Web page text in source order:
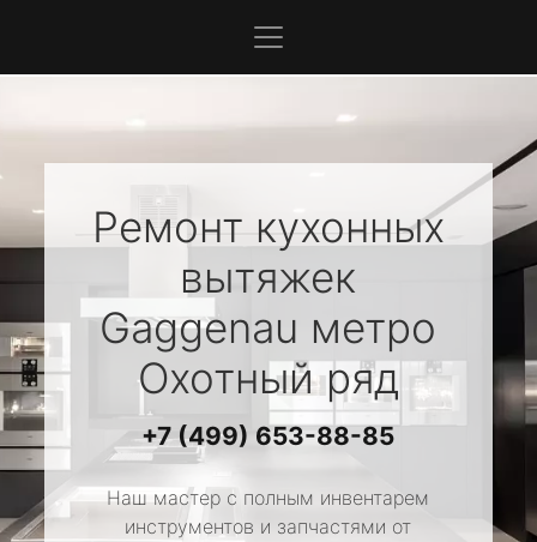
Ремонт кухонных
вытяжек
Gaggenau метро
Охотный ряд
+7 (499) 653-88-85
Наш мастер с полным инвентарем
инструментов и запчастями от